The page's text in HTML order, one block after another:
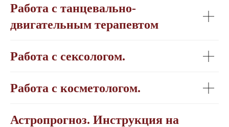
Работа с танцевально-
двигательным терапевтом
Работа с сексологом.
Работа с косметологом.
Астропрогноз. Инструкция на